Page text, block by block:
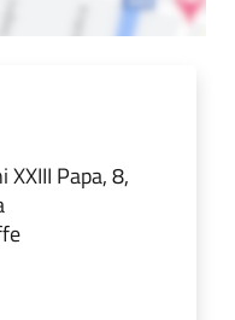
XXIII Papa, 8,